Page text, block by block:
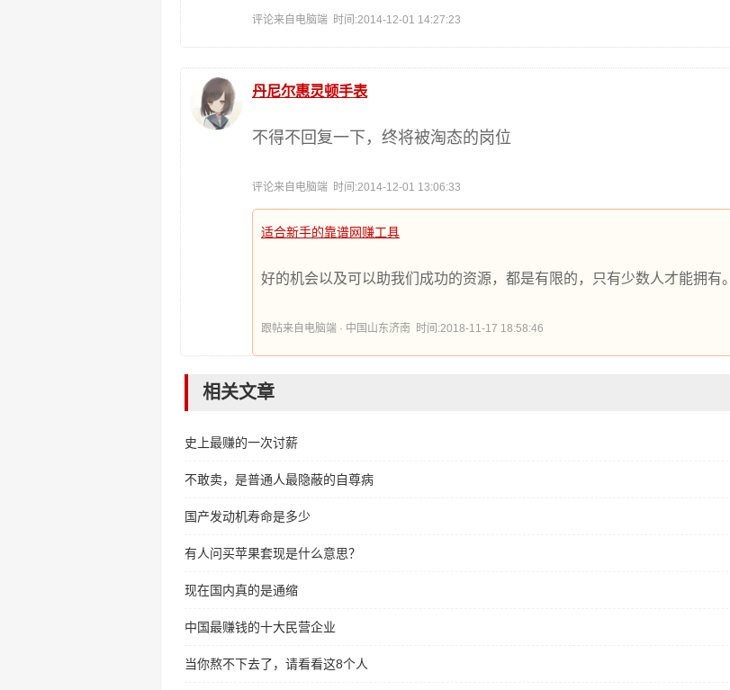
评论来自电脑端 时间:2014-12-01 14:27:23
丹尼尔惠灵顿手表
不得不回复一下，终将被淘态的岗位
评论来自电脑端 时间:2014-12-01 13:06:33
适合新手的靠谱网赚工具
好的机会以及可以助我们成功的资源，都是有限的，只有少数人才能拥有。
跟帖来自电脑端 · 中国山东济南 时间:2018-11-17 18:58:46
相关文章
史上最赚的一次讨薪
不敢卖，是普通人最隐蔽的自尊病
国产发动机寿命是多少
有人问买苹果套现是什么意思？
现在国内真的是通缩
中国最赚钱的十大民营企业
当你熬不下去了，请看看这8个人